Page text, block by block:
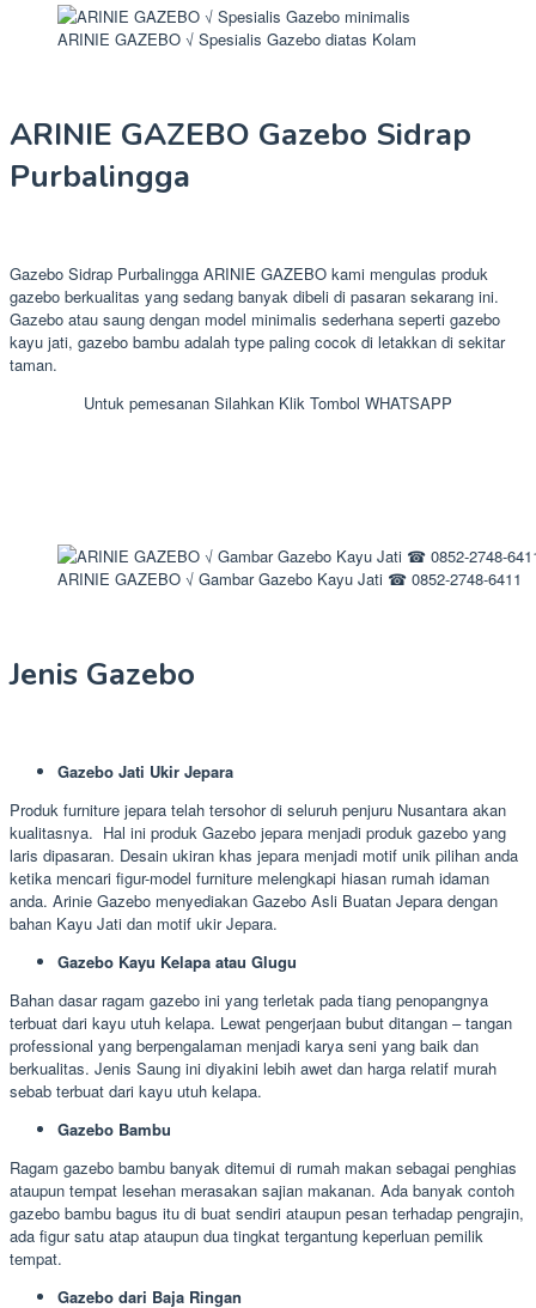
ARINIE GAZEBO √ Spesialis Gazebo diatas Kolam
ARINIE GAZEBO Gazebo Sidrap
Purbalingga
Gazebo Sidrap Purbalingga ARINIE GAZEBO kami mengulas produk
gazebo berkualitas yang sedang banyak dibeli di pasaran sekarang ini.
Gazebo atau saung dengan model minimalis sederhana seperti gazebo
kayu jati, gazebo bambu adalah type paling cocok di letakkan di sekitar
taman.
Untuk pemesanan Silahkan Klik Tombol WHATSAPP
ARINIE GAZEBO √ Gambar Gazebo Kayu Jati ☎ 0852-2748-6411
Jenis Gazebo
Gazebo Jati Ukir Jepara
Produk furniture jepara telah tersohor di seluruh penjuru Nusantara akan
kualitasnya. Hal ini produk Gazebo jepara menjadi produk gazebo yang
laris dipasaran. Desain ukiran khas jepara menjadi motif unik pilihan anda
ketika mencari figur-model furniture melengkapi hiasan rumah idaman
anda. Arinie Gazebo menyediakan Gazebo Asli Buatan Jepara dengan
bahan Kayu Jati dan motif ukir Jepara.
Gazebo Kayu Kelapa atau Glugu
Bahan dasar ragam gazebo ini yang terletak pada tiang penopangnya
terbuat dari kayu utuh kelapa. Lewat pengerjaan bubut ditangan – tangan
professional yang berpengalaman menjadi karya seni yang baik dan
berkualitas. Jenis Saung ini diyakini lebih awet dan harga relatif murah
sebab terbuat dari kayu utuh kelapa.
Gazebo Bambu
Ragam gazebo bambu banyak ditemui di rumah makan sebagai penghias
ataupun tempat lesehan merasakan sajian makanan. Ada banyak contoh
gazebo bambu bagus itu di buat sendiri ataupun pesan terhadap pengrajin,
ada figur satu atap ataupun dua tingkat tergantung keperluan pemilik
tempat.
Gazebo dari Baja Ringan